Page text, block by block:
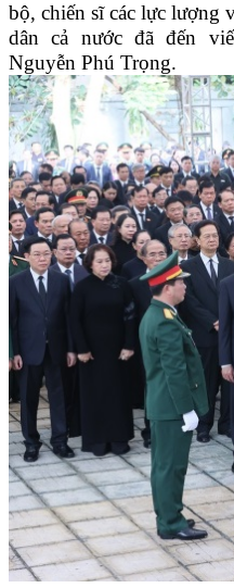
bộ, chiến sĩ các lực lượng
dân cả nước đã đến
Nguyễn Phú Trọng.